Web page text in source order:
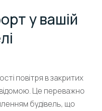
у вашій
повітря в закритих
Це переважно
будівель, що